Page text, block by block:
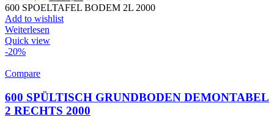
Preis
war:
€ 1.045,00
Preis
600 SPOELTAFEL BODEM 2L 2000
Add to wishlist
Weiterlesen
Quick view
-20%
Compare
600 SPÜLTISCH GRUNDBODEN DEMONTABEL
2 RECHTS 2000